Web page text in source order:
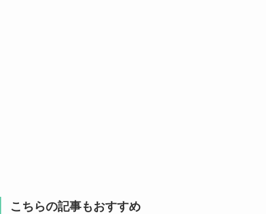
こちらの記事もおすすめ